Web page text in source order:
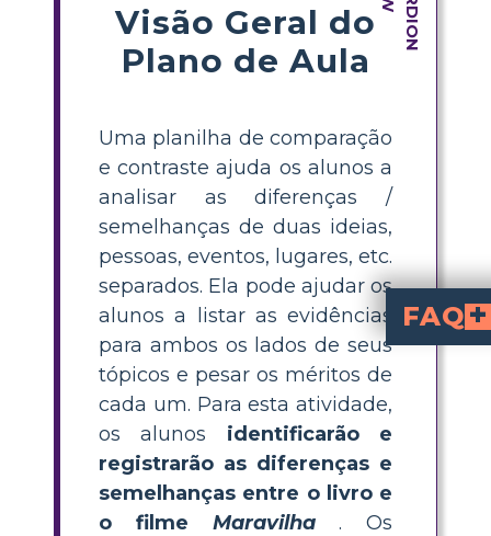
Visão Geral do
Plano de Aula
Uma planilha de comparação
e contraste ajuda os alunos a
analisar as diferenças /
semelhanças de duas ideias,
pessoas, eventos, lugares, etc.
separados. Ela pode ajudar os
alunos a listar as evidências
para ambos os lados de seus
tópicos e pesar os méritos de
cada um. Para esta atividade,
os alunos identificarão e
registrarão as diferenças e
semelhanças entre o livro e
o filme Maravilha. Os
FAQ